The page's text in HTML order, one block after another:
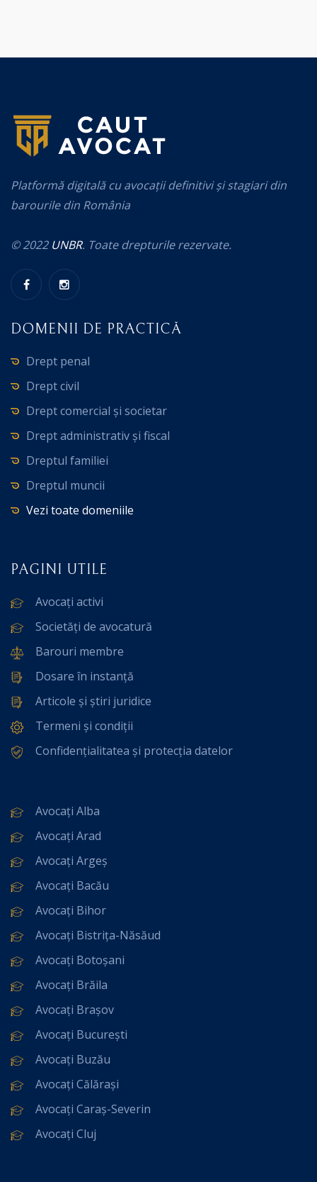
Platformă digitală cu avocații definitivi și stagiari din
barourile din România
© 2022 UNBR. Toate drepturile rezervate.
DOMENII DE PRACTICĂ
Drept penal
Drept civil
Drept comercial și societar
Drept administrativ și fiscal
Dreptul familiei
Dreptul muncii
Vezi toate domeniile
PAGINI UTILE
Avocați activi
Societăți de avocatură
Barouri membre
Dosare în instanță
Articole și știri juridice
Termeni și condiții
Confidențialitatea și protecția datelor
Avocați Alba
Avocați Arad
Avocați Argeș
Avocați Bacău
Avocați Bihor
Avocați Bistrița-Năsăud
Avocați Botoșani
Avocați Brăila
Avocați Brașov
Avocați București
Avocați Buzău
Avocați Călărași
Avocați Caraș-Severin
Avocați Cluj